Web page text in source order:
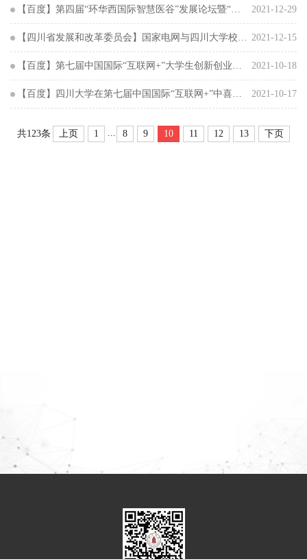
2021-12-29
2021-12-15
2021-10-18
2021-10-17
共123条 上页 1 8 9 10 11 12 13 下页